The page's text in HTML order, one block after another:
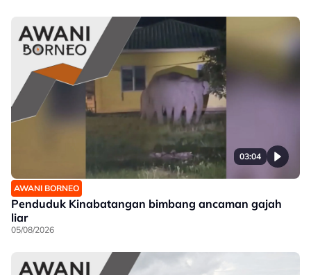
03:04
AWANI BORNEO
Penduduk Kinabatangan bimbang ancaman gajah
liar
05/08/2026